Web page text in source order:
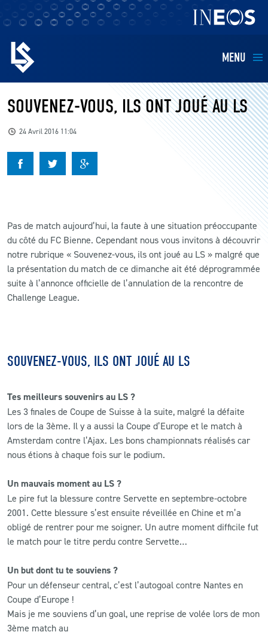
MENU
EQUIPES
BILLETTERIE
FANS
BUSINESS
RESTAURATION
CLUB
ACTUALITÉS
L’APP DU LS
MATCH DES CELEBRITES
PRESSE ET MEDIAS
SOUVENEZ-VOUS, ILS ONT JOUÉ AU LS
24 Avril 2016 11:04
Pas de match aujourd’hui, la faute à une situation préoccupante
du côté du FC Bienne. Cependant nous vous invitons à découvrir
notre rubrique « Souvenez-vous, ils ont joué au LS » malgré que
la présentation du match de ce dimanche ait été déprogrammée
suite à l’annonce officielle de l’annulation de la rencontre de
Challenge League.
SOUVENEZ-VOUS, ILS ONT JOUÉ AU LS
Tes meilleurs souvenirs au LS ?
Les 3 finales de Coupe de Suisse à la suite, malgré la défaite
lors de la 3ème. Il y a aussi la Coupe d’Europe et le match à
Amsterdam contre l’Ajax. Les bons championnats réalisés car
nous étions à chaque fois sur le podium.
Un mauvais moment au LS ?
Le pire fut la blessure contre Servette en septembre-octobre
2001. Cette blessure s’est ensuite réveillée en Chine et m’a
obligé de rentrer pour me soigner. Un autre moment difficile fut
le match pour le titre perdu contre Servette…
Un but dont tu te souviens ?
Pour un défenseur central, c’est l’autogoal contre Nantes en
Coupe d’Europe !
Mais je me souviens d’un goal, une reprise de volée lors de mon
3ème match au